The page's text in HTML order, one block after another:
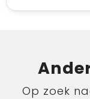
Op zoek